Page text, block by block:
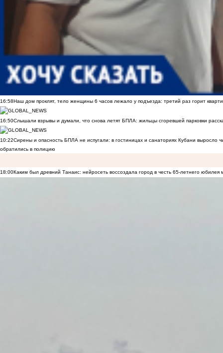
16:58Наш дом проклят, тело женщины 6 часов лежало у подъезда: третий раз горит
16:50Слышали взрывы и думали, что снова летят БПЛА: жильцы сгоревшей парковки
10:22Сирены и опасность БПЛА не испугали: в гостиницах и санаториях Кубани выросло
обратились в полицию
18:00Каким был древний Танаис: нейросеть воссоздала город в честь 65-летнего юбилея